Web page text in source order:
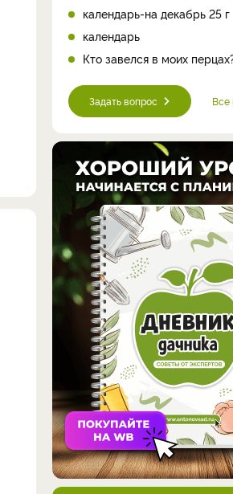
календарь-на декабрь 25 г
календарь
Кто завелся в моих
Задать вопрос Все